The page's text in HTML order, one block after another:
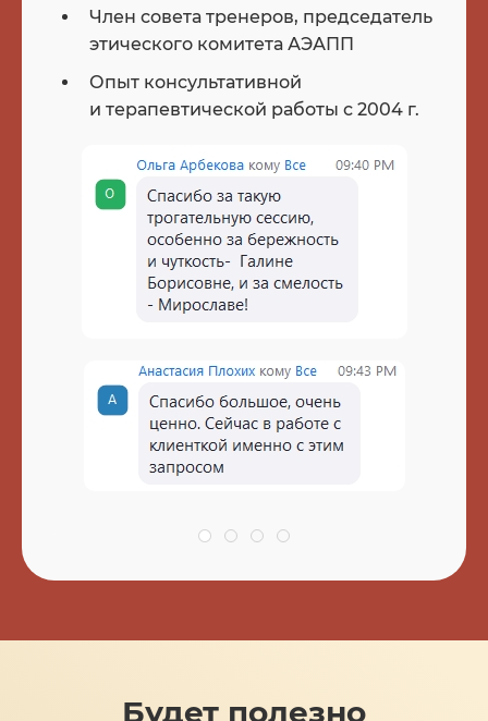
Член совета тренеров, председатель
этического комитета АЭАПП
Опыт консультативной
и терапевтической работы с 2004 г.
Будет полезно